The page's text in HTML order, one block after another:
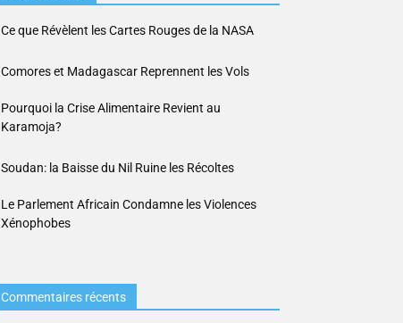
Ce que Révèlent les Cartes Rouges de la NASA
Comores et Madagascar Reprennent les Vols
Pourquoi la Crise Alimentaire Revient au
Karamoja?
Soudan: la Baisse du Nil Ruine les Récoltes
Le Parlement Africain Condamne les Violences
Xénophobes
Commentaires récents